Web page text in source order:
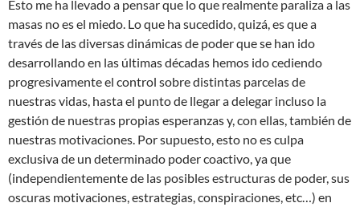
Esto me ha llevado a pensar que lo que realmente paraliza a las
masas no es el miedo. Lo que ha sucedido, quizá, es que a
través de las diversas dinámicas de poder que se han ido
desarrollando en las últimas décadas hemos ido cediendo
progresivamente el control sobre distintas parcelas de
nuestras vidas, hasta el punto de llegar a delegar incluso la
gestión de nuestras propias esperanzas y, con ellas, también de
nuestras motivaciones. Por supuesto, esto no es culpa
exclusiva de un determinado poder coactivo, ya que
(independientemente de las posibles estructuras de poder, sus
oscuras motivaciones, estrategias, conspiraciones, etc…) en